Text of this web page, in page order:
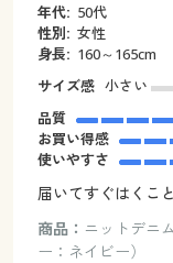
年代: 50代
性別: 女性
身長: 160～165cm
サイズ感 小さい
品質
お買い得感
使いやすさ
届いてすぐはくこ
商品： ニットデニ
ー：ネイビー）